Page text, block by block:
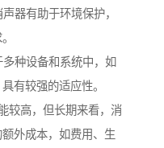
器有助于环境保护，
种设备和系统中，如
有较强的适应性。
较高，但长期来看，消
外成本，如费用、生